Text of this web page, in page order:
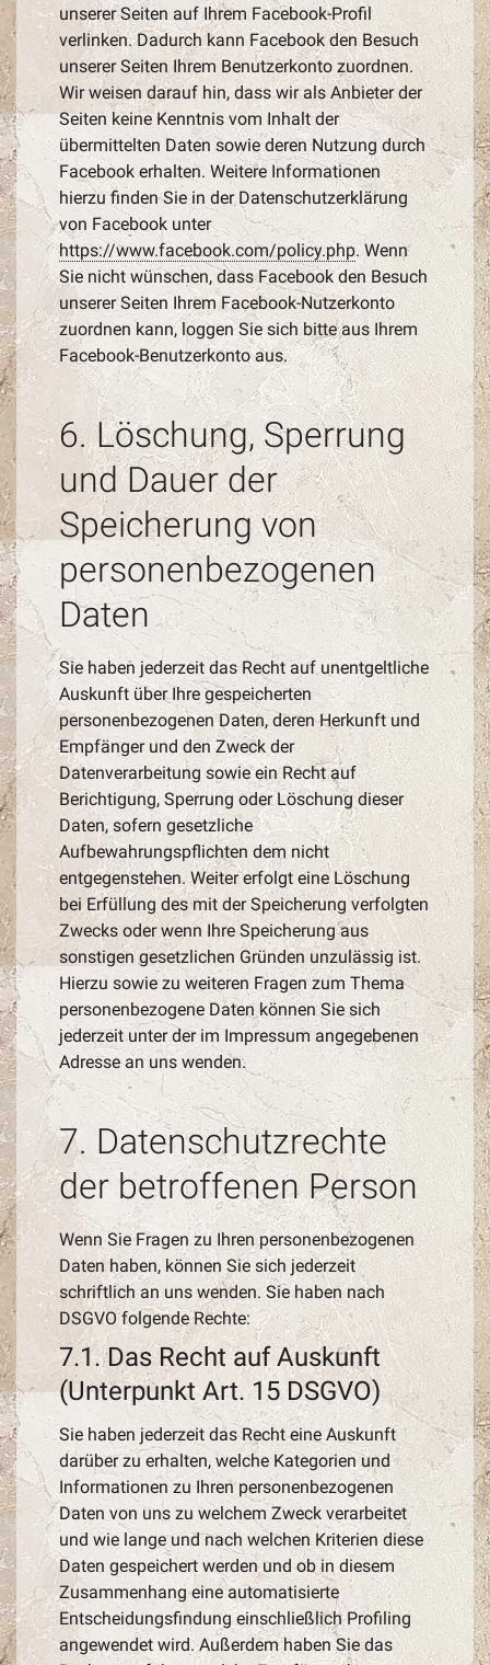
unserer Seiten auf Ihrem Facebook-Profil
verlinken. Dadurch kann Facebook den Besuch
unserer Seiten Ihrem Benutzerkonto zuordnen.
Wir weisen darauf hin, dass wir als Anbieter der
Seiten keine Kenntnis vom Inhalt der
übermittelten Daten sowie deren Nutzung durch
Facebook erhalten. Weitere Informationen
hierzu finden Sie in der Datenschutzerklärung
von Facebook unter
https://www.facebook.com/policy.php. Wenn
Sie nicht wünschen, dass Facebook den Besuch
unserer Seiten Ihrem Facebook-Nutzerkonto
zuordnen kann, loggen Sie sich bitte aus Ihrem
Facebook-Benutzerkonto aus.
6. Löschung, Sperrung
und Dauer der
Speicherung von
personenbezogenen
Daten
Sie haben jederzeit das Recht auf unentgeltliche
Auskunft über Ihre gespeicherten
personenbezogenen Daten, deren Herkunft und
Empfänger und den Zweck der
Datenverarbeitung sowie ein Recht auf
Berichtigung, Sperrung oder Löschung dieser
Daten, sofern gesetzliche
Aufbewahrungspflichten dem nicht
entgegenstehen. Weiter erfolgt eine Löschung
bei Erfüllung des mit der Speicherung verfolgten
Zwecks oder wenn Ihre Speicherung aus
sonstigen gesetzlichen Gründen unzulässig ist.
Hierzu sowie zu weiteren Fragen zum Thema
personenbezogene Daten können Sie sich
jederzeit unter der im Impressum angegebenen
Adresse an uns wenden.
7. Datenschutzrechte
der betroffenen Person
Wenn Sie Fragen zu Ihren personenbezogenen
Daten haben, können Sie sich jederzeit
schriftlich an uns wenden. Sie haben nach
DSGVO folgende Rechte:
7.1. Das Recht auf Auskunft
(Unterpunkt Art. 15 DSGVO)
Sie haben jederzeit das Recht eine Auskunft
darüber zu erhalten, welche Kategorien und
Informationen zu Ihren personenbezogenen
Daten von uns zu welchem Zweck verarbeitet
und wie lange und nach welchen Kriterien diese
Daten gespeichert werden und ob in diesem
Zusammenhang eine automatisierte
Entscheidungsfindung einschließlich Profiling
angewendet wird. Außerdem haben Sie das